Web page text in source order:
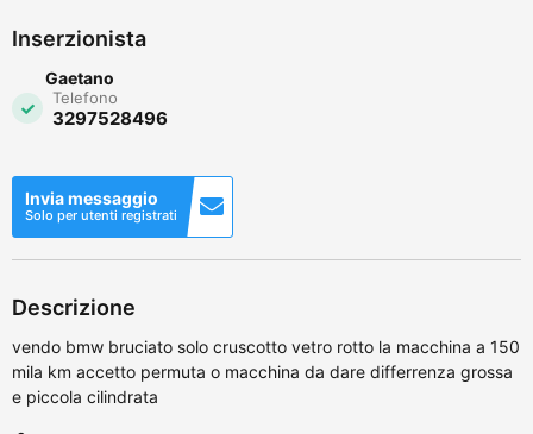
Inserzionista
Gaetano
Telefono
3297528496
Invia messaggio
Solo per utenti registrati
Descrizione
vendo bmw bruciato solo cruscotto vetro rotto la macchina a 150
mila km accetto permuta o macchina da dare differrenza grossa
e piccola cilindrata